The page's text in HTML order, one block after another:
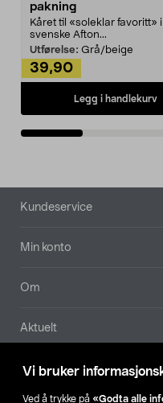
Vi bruker
Ved å trykke på «Godta alle
pakning
Kåret til «soleklar favoritt» i
svenske Afton...
Utførelse: Grå/beige
39,90
Legg i handlekurv
Bunntekst
Kundeservice
Min konto
Om
Aktuelt
Våre selskaper